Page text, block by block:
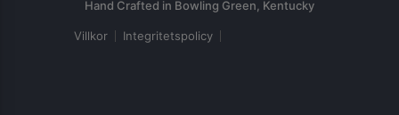
Villkor Integritetspolicy